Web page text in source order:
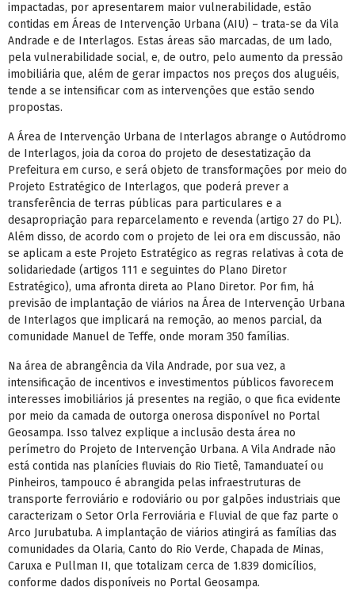
impactadas, por apresentarem maior vulnerabilidade, estão
contidas em Áreas de Intervenção Urbana (AIU) – trata-se da Vila
Andrade e de Interlagos. Estas áreas são marcadas, de um lado,
pela vulnerabilidade social, e, de outro, pelo aumento da pressão
imobiliária que, além de gerar impactos nos preços dos aluguéis,
tende a se intensificar com as intervenções que estão sendo
propostas.
A Área de Intervenção Urbana de Interlagos abrange o Autódromo
de Interlagos, joia da coroa do projeto de desestatização da
Prefeitura em curso, e será objeto de transformações por meio do
Projeto Estratégico de Interlagos, que poderá prever a
transferência de terras públicas para particulares e a
desapropriação para reparcelamento e revenda (artigo 27 do PL).
Além disso, de acordo com o projeto de lei ora em discussão, não
se aplicam a este Projeto Estratégico as regras relativas à cota de
solidariedade (artigos 111 e seguintes do Plano Diretor
Estratégico), uma afronta direta ao Plano Diretor. Por fim, há
previsão de implantação de viários na Área de Intervenção Urbana
de Interlagos que implicará na remoção, ao menos parcial, da
comunidade Manuel de Teffe, onde moram 350 famílias.
Na área de abrangência da Vila Andrade, por sua vez, a
intensificação de incentivos e investimentos públicos favorecem
interesses imobiliários já presentes na região, o que fica evidente
por meio da camada de outorga onerosa disponível no Portal
Geosampa. Isso talvez explique a inclusão desta área no
perímetro do Projeto de Intervenção Urbana. A Vila Andrade não
está contida nas planícies fluviais do Rio Tietê, Tamanduateí ou
Pinheiros, tampouco é abrangida pelas infraestruturas de
transporte ferroviário e rodoviário ou por galpões industriais que
caracterizam o Setor Orla Ferroviária e Fluvial de que faz parte o
Arco Jurubatuba. A implantação de viários atingirá as famílias das
comunidades da Olaria, Canto do Rio Verde, Chapada de Minas,
Caruxa e Pullman II, que totalizam cerca de 1.839 domicílios,
conforme dados disponíveis no Portal Geosampa.